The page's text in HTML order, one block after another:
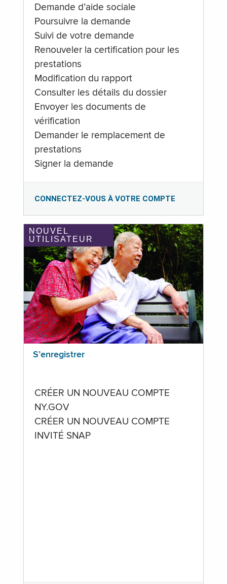
Demande d’aide sociale
Poursuivre la demande
Suivi de votre demande
Renouveler la certification pour les
prestations
Modification du rapport
Consulter les détails du dossier
Envoyer les documents de
vérification
Demander le remplacement de
prestations
Signer la demande
CONNECTEZ-VOUS À VOTRE COMPTE
NOUVEL
UTILISATEUR
S’enregistrer
CRÉER UN NOUVEAU COMPTE
NY.GOV
CRÉER UN NOUVEAU COMPTE
INVITÉ SNAP